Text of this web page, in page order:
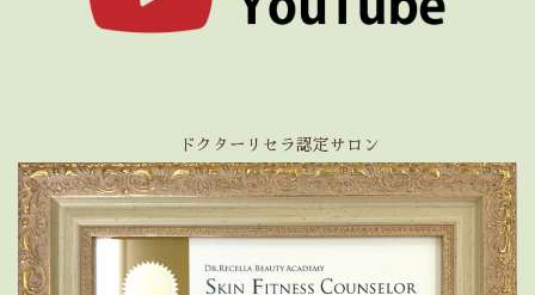
ドクターリセラ認定サロン